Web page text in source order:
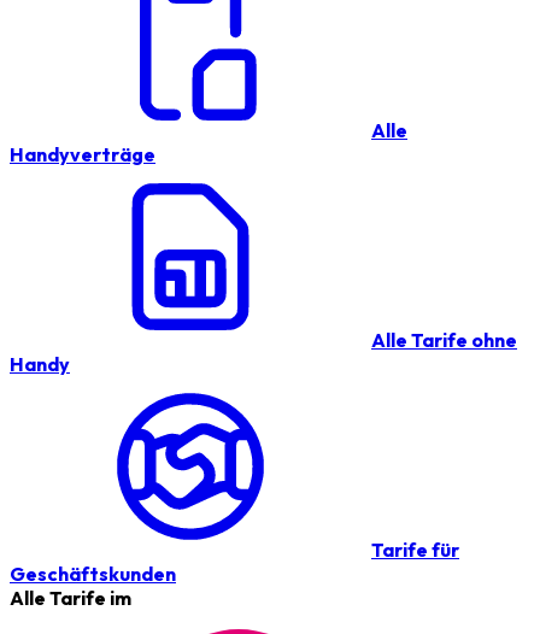
Alle
Handyverträge
Alle Tarife ohne
Handy
Tarife für
Geschäftskunden
Alle Tarife im